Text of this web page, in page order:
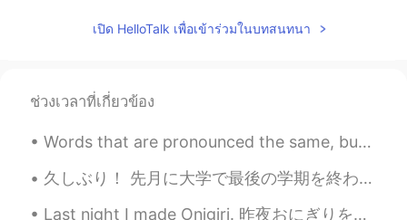
เปิด HelloTalk เพื่อเข้าร่วมในบทสนทนา
ช่วงเวลาที่เกี่ยวข้อง
Words that are pronounced the same, but spelt differently ~~~~~~~~~~~~~~~~~~~~~~~~~~~~~~~~~~~~ Kn...
久しぶり！ 先月に大学で最後の学期を終わった😊 卒業生になった！イェーイ~ だけど、ちょっと変な感じと思う 最近は、ちはやふるの映画1~3を見た。 楽しかった これらの映画の音楽はとても美しい...
Last night I made Onigiri. 昨夜おにぎりを作りました。 My Onigiri were giant size. 私のおにぎりは巨大なサイズでした。 They tas...